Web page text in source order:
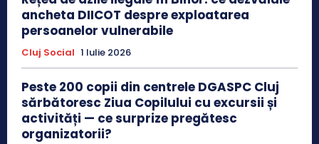
ancheta DIICOT despre exploatarea
persoanelor vulnerabile
Cluj Social 1 Iulie 2026
Peste 200 copii din centrele DGASPC Cluj
sărbătoresc Ziua Copilului cu excursii și
activități — ce surprize pregătesc
organizatorii?